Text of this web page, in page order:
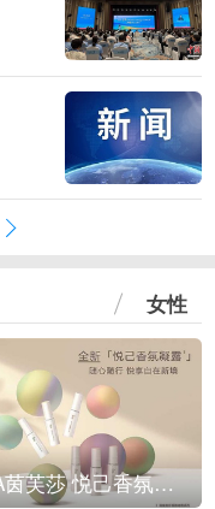
女性
IPSA茵芙莎 悦己香氛凝露上市